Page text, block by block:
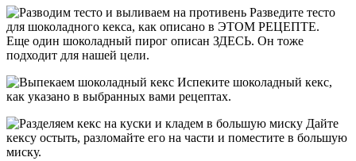
Разведите тесто
для шоколадного кекса, как описано в ЭТОМ РЕЦЕПТЕ.
Еще один шоколадный пирог описан ЗДЕСЬ. Он тоже
подходит для нашей цели.
Испеките шоколадный кекс,
как указано в выбранных вами рецептах.
Дайте
кексу остыть, разломайте его на части и поместите в большую
миску.